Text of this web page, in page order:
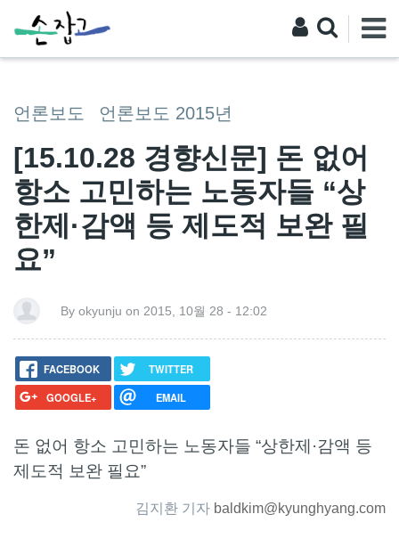
언론보도 언론보도 2015년
[15.10.28 경향신문] 돈 없어
항소 고민하는 노동자들 “상
한제·감액 등 제도적 보완 필
요”
By okyunju on 2015, 10월 28 - 12:02
FACEBOOK
TWITTER
GOOGLE+
EMAIL
돈 없어 항소 고민하는 노동자들 “상한제·감액 등
제도적 보완 필요”
김지환 기자 baldkim@kyunghyang.com